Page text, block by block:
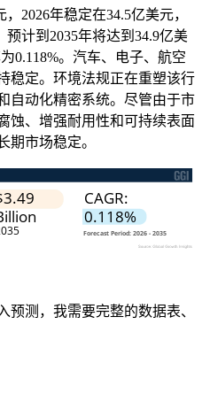
2026年稳定在34.5亿美元，
预计到2035年将达到34.9亿美
0.118%。汽车、电子、航空
稳定。环境法规正在重塑该行
自动化精密系统。尽管由于市
蚀、增强耐用性和可持续表面
期市场稳定。
预测，我需要完整的数据表、